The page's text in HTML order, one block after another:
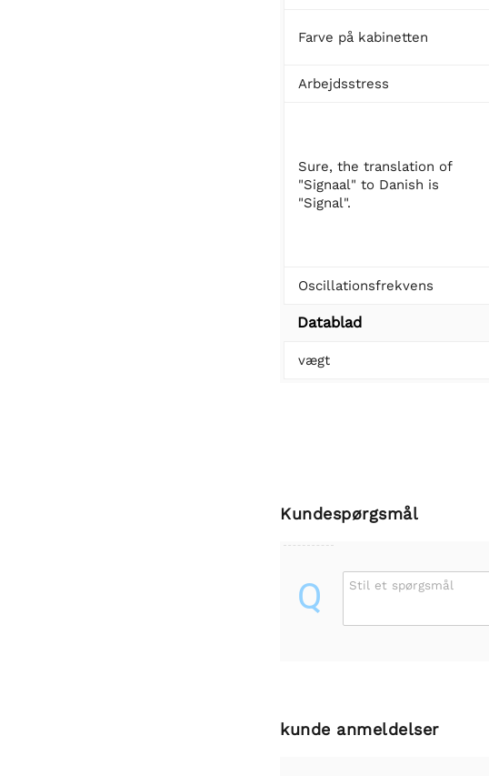
Farve på kabinetten
Arbejdsstress
Sure, the translation of
"Signaal" to Danish is
"Signal".
Oscillationsfrekvens
Datablad
vægt
Kundespørgsmål
Q Stil et spørgsmål
kunde anmeldelser